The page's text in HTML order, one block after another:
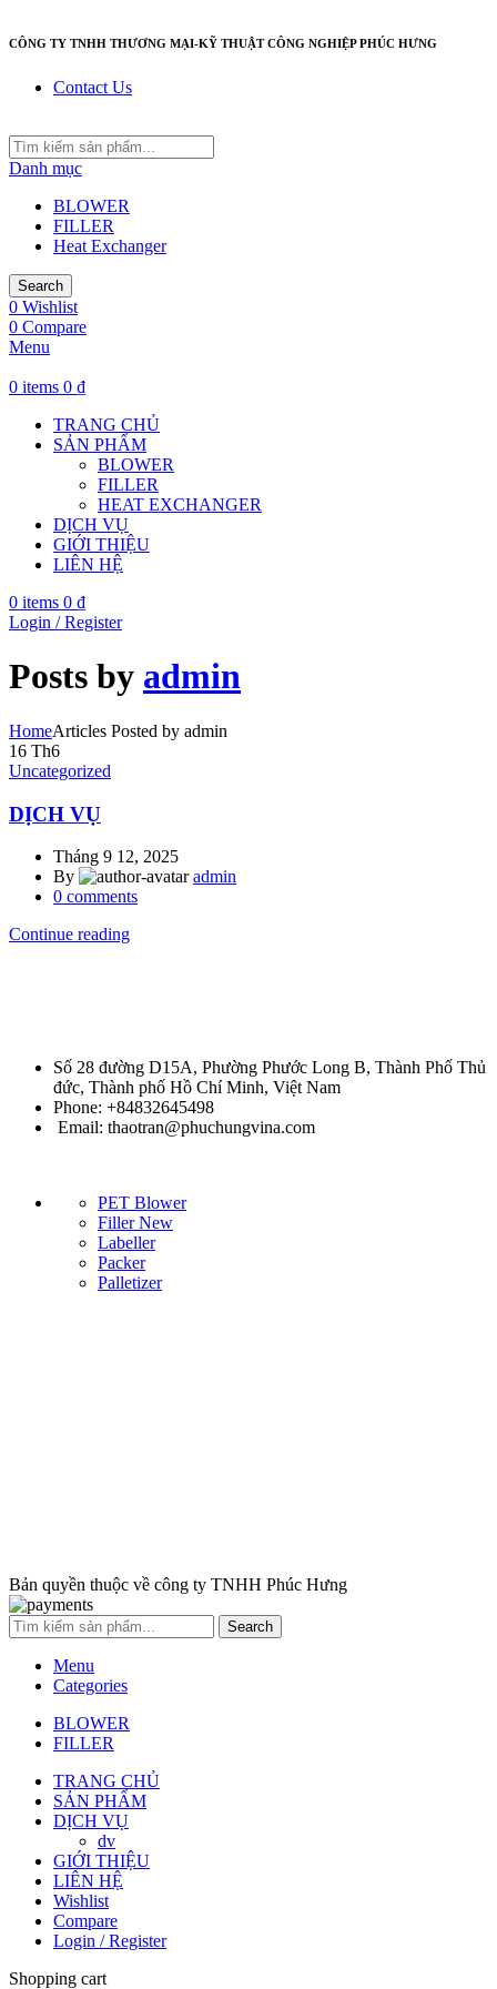
CÔNG TY TNHH THƯƠNG MẠI-KỸ THUẬT CÔNG NGHIỆP PHÚC HƯNG
Contact Us
Danh mục
BLOWER
FILLER
Heat Exchanger
Search
0 Wishlist
0 Compare
Menu
0 items 0 ₫
TRANG CHỦ
SẢN PHẨM
BLOWER
FILLER
HEAT EXCHANGER
DỊCH VỤ
GIỚI THIỆU
LIÊN HỆ
0 items 0 ₫
Login / Register
Posts by admin
HomeArticles Posted by admin
16 Th6
Uncategorized
DỊCH VỤ
Tháng 9 12, 2025
By
admin
0 comments
Continue reading
Số 28 đường D15A, Phường Phước Long B, Thành Phố Thủ
đức, Thành phố Hồ Chí Minh, Việt Nam
Phone: +84832645498
Email: thaotran@phuchungvina.com
PET Blower
FillerNew
Labeller
Packer
Palletizer
Bản quyền thuộc về công ty TNHH Phúc Hưng
Search
Menu
Categories
BLOWER
FILLER
TRANG CHỦ
SẢN PHẨM
DỊCH VỤ
dv
GIỚI THIỆU
LIÊN HỆ
Wishlist
Compare
Login / Register
Shopping cart